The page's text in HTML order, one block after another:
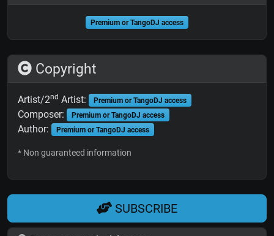
Premium or TangoDJ access
Copyright
Artist/2nd Artist: Premium or TangoDJ access
Composer: Premium or TangoDJ access
Author: Premium or TangoDJ access
* Non guaranteed information
SUBSCRIBE